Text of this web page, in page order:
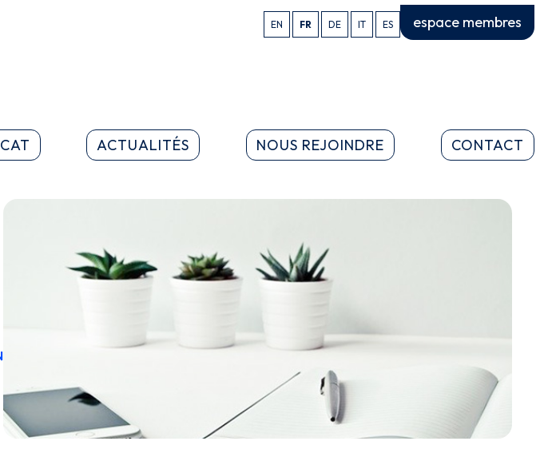
EN FR DE IT ES espace membres
ACTUALITÉS NOUS REJOINDRE CONTACT